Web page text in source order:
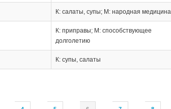
К: салаты, супы; М: народная медицина
К: приправы; М: способствующее
долголетию
К: супы, салаты